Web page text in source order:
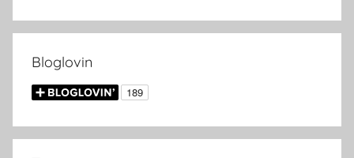
Bloglovin